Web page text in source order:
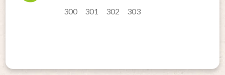
300 301 302 303